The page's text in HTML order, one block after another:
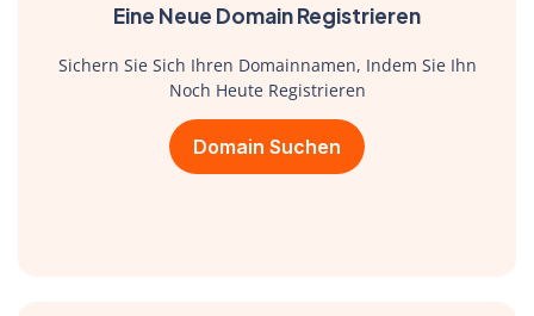
Eine Neue Domain Registrieren
Sichern Sie Sich Ihren Domainnamen, Indem Sie Ihn
Noch Heute Registrieren
Domain Suchen